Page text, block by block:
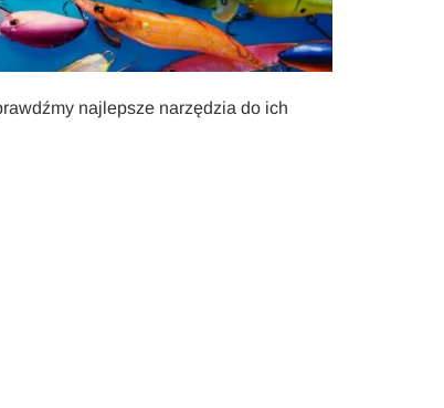
najlepsze narzędzia do ich